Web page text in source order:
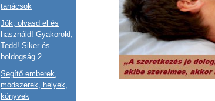
tanácsok
Jók, olvasd el és
használd! Gyakorold,
Tedd! Siker és
boldogság 2
Segítő emberek,
módszerek, helyek,
könyvek